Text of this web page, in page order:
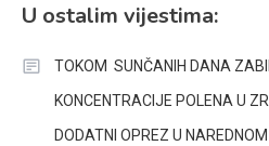
U ostalim vijestima:
TOKOM SUNČANIH DANA
KONCENTRACIJE POLENA U
DODATNI OPREZ U